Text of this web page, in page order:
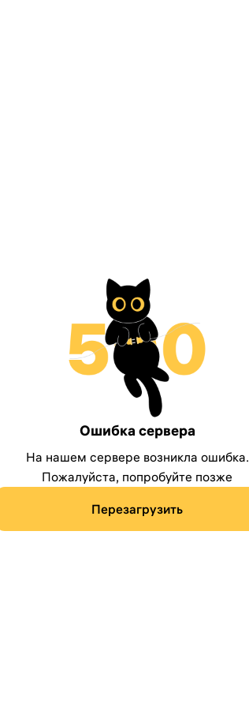
Ошибка сервера
На нашем сервере возникла ошибка.
Пожалуйста, попробуйте позже
Перезагрузить